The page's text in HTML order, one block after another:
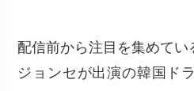
配信前から注目を集めてい
ジョンセが出演の韓国ド